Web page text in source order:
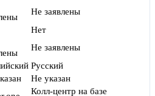
Не заявлены
Нет
Не заявлены
Русский
Не указан
Колл-центр на базе